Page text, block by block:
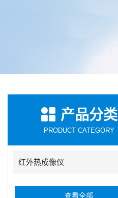
产品分类
PRODUCT CATEGORY
红外热成像仪
查看全部